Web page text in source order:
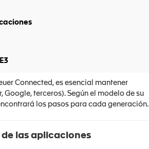
Connected, es esencial mantener
terceros). Según el modelo de su
los pasos para cada generación.
las aplicaciones